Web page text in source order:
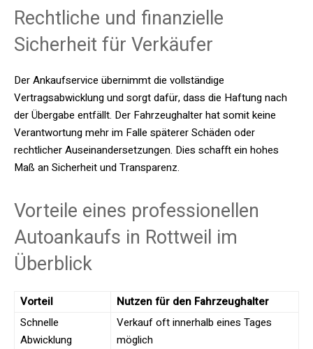
Rechtliche und finanzielle
Sicherheit für Verkäufer
Der Ankaufservice übernimmt die vollständige
Vertragsabwicklung und sorgt dafür, dass die Haftung nach
der Übergabe entfällt. Der Fahrzeughalter hat somit keine
Verantwortung mehr im Falle späterer Schäden oder
rechtlicher Auseinandersetzungen. Dies schafft ein hohes
Maß an Sicherheit und Transparenz.
Vorteile eines professionellen
Autoankaufs in Rottweil im
Überblick
Vorteil
Nutzen für den Fahrzeughalter
Schnelle
Abwicklung
Verkauf oft innerhalb eines Tages
möglich